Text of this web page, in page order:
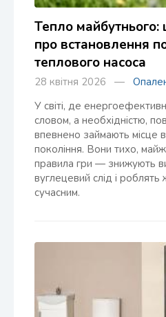
Тепло майбутнього:
про встановлення
теплового насоса
28 квітня 2026 —
У світі, де
словом, а необхідністю,
впевнено займають місце
покоління. Вони тихо,
правила гри — знижують
вуглецевий слід і
сучасним.